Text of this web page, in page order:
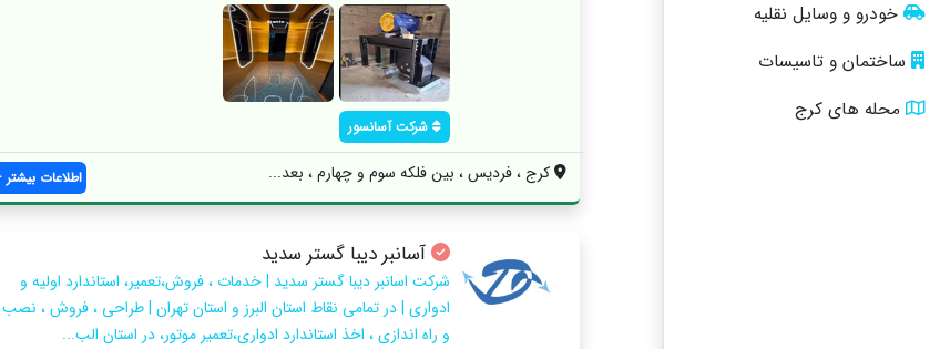
خودرو و وسایل نقلیه
ساختمان و تاسیسات
محله های کرج
شرکت آسانسور
کرج ، فردیس ، بین فلکه سوم و چهارم ، بعد... اطلاعات بیشتر
آسانبر دیبا گستر سدید
شرکت اسانبر دیبا گستر سدید | خدمات ، فروش،تعمیر، استاندارد اولیه و
ادواری | در تمامی نقاط استان البرز و استان تهران | طراحی ، فروش ، نصب
و راه اندازی ، اخذ استاندارد ادواری،تعمیر موتور، در استان الب...